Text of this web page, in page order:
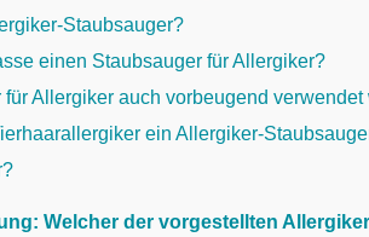
Staubsauger?
einen Staubsauger für Allergiker?
Allergiker auch vorbeugend verwendet
ein Allergiker-
Welcher der vorgestellten